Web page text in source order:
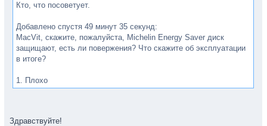
Кто, что посоветует.
Добавлено спустя 49 минут 35 секунд:
MacVit, скажите, пожалуйста, Michelin Energy Saver диск
защищают, есть ли повержения? Что скажите об эксплуатации
в итоге?
1. Плохо
2. Ок, но уже старье, есть новые модели
Здравствуйте!